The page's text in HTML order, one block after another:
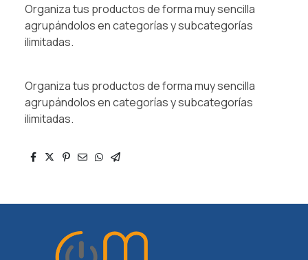
Organiza tus productos de forma muy sencilla
agrupándolos en categorías y subcategorías
ilimitadas.
Organiza tus productos de forma muy sencilla
agrupándolos en categorías y subcategorías
ilimitadas.